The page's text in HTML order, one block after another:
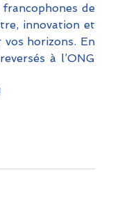
de
innovation et
horizons. En
à l’ONG